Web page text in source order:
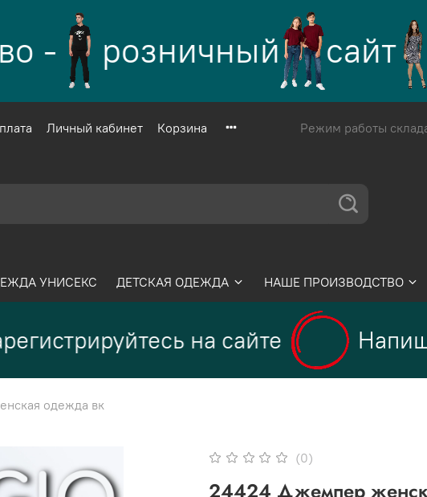
- розничный сайт
Личный кабинет Корзина Режим работы
УНИСЕКС ДЕТСКАЯ ОДЕЖДА НАШЕ ПРОИЗВОДСТВО
на сайте
одежда вк
(0)
24424 Джемпер